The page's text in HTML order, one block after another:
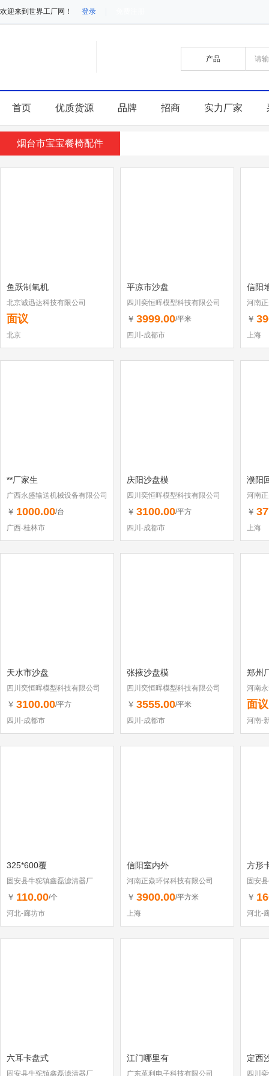
欢迎来到世界工厂网！ 登录
首页 优质货源 品牌 招商 实力厂家
烟台市宝宝餐椅配件
鱼跃制氧机
北京诚迅达科技有限公司
面议
北京
平凉市沙盘
四川奕恒晖模型科技有限公司
￥ 3999.00/平米
四川-成都市
信阳
河南
￥
上海
**厂家生
广西永盛输送机械设备有限公司
￥ 1000.00/台
广西-桂林市
庆阳沙盘模
四川奕恒晖模型科技有限公司
￥ 3100.00/平方
四川-成都市
濮阳
河南
￥
上海
天水市沙盘
四川奕恒晖模型科技有限公司
￥ 3100.00/平方
四川-成都市
张掖沙盘模
四川奕恒晖模型科技有限公司
￥ 3555.00/平米
四川-成都市
郑州
河南
面议
河南-
325*600覆
固安县牛驼镇鑫磊滤清器厂
￥ 110.00/个
河北-廊坊市
信阳室内外
河南正焱环保科技有限公司
￥ 3900.00/平方米
上海
方形
固安
￥
河北-
六耳卡盘式
固安县牛驼镇鑫磊滤清器厂
江门哪里有
广东革利电子科技有限公司
定西
四川